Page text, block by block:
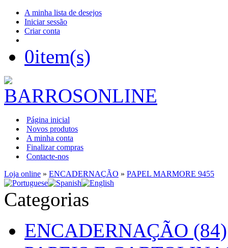
A minha lista de desejos
Iniciar sessão
Criar conta
0item(s)
Página inicial
Novos produtos
A minha conta
Finalizar compras
Contacte-nos
Loja online » ENCADERNAÇÃO » PAPEL MARMORE 9455
Categorias
ENCADERNAÇÃO (84)